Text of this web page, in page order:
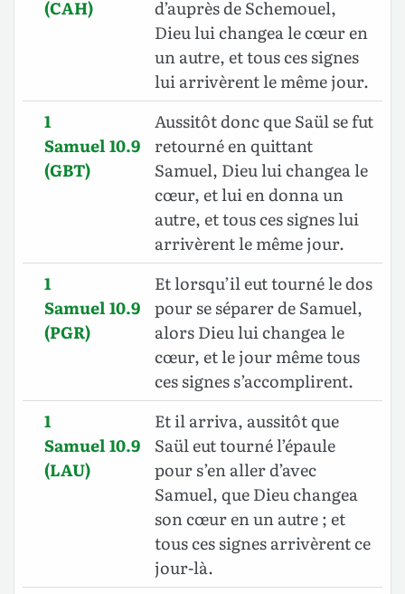
(CAH)
d’auprès de Schemouel,
Dieu lui changea le cœur en
un autre, et tous ces signes
lui arrivèrent le même jour.
1
Samuel 10.9
(GBT)
Aussitôt donc que Saül se fut
retourné en quittant
Samuel, Dieu lui changea le
cœur, et lui en donna un
autre, et tous ces signes lui
arrivèrent le même jour.
1
Samuel 10.9
(PGR)
Et lorsqu’il eut tourné le dos
pour se séparer de Samuel,
alors Dieu lui changea le
cœur, et le jour même tous
ces signes s’accomplirent.
1
Samuel 10.9
(LAU)
Et il arriva, aussitôt que
Saül eut tourné l’épaule
pour s’en aller d’avec
Samuel, que Dieu changea
son cœur en un autre ; et
tous ces signes arrivèrent ce
jour-là.